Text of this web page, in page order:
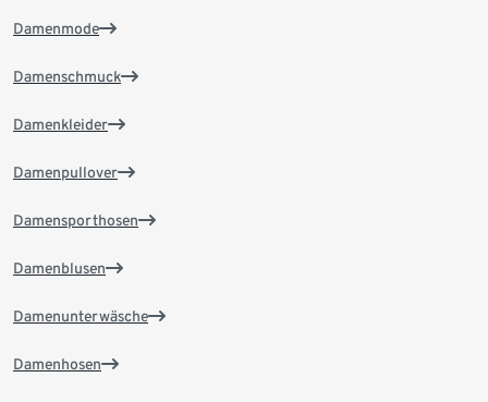
Damenmode
Damenschmuck
Damenkleider
Damenpullover
Damensporthosen
Damenblusen
Damenunterwäsche
Damenhosen